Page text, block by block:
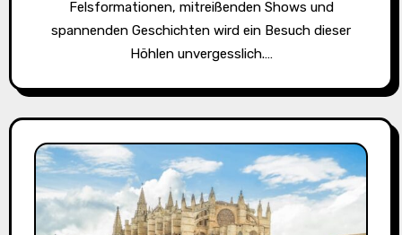
Felsformationen, mitreißenden Shows und
spannenden Geschichten wird ein Besuch dieser
Höhlen unvergesslich.…